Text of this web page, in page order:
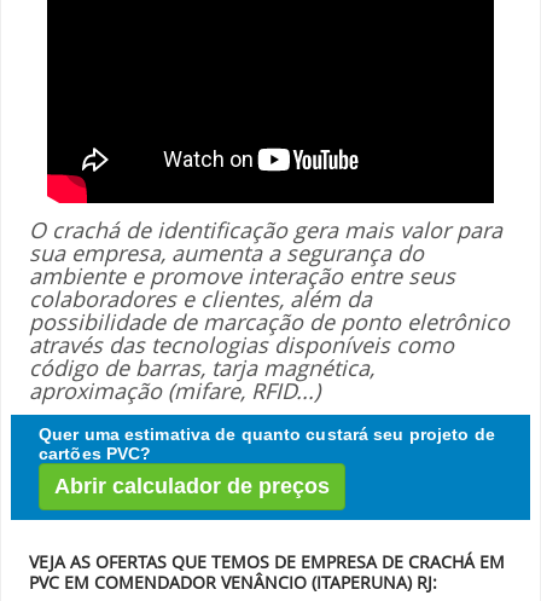
O crachá de identificação gera mais valor para
sua empresa, aumenta a segurança do
ambiente e promove interação entre seus
colaboradores e clientes, além da
possibilidade de marcação de ponto eletrônico
através das tecnologias disponíveis como
código de barras, tarja magnética,
aproximação (mifare, RFID...)
Quer uma estimativa de quanto custará seu projeto de
cartões PVC?
Abrir calculador de preços
VEJA AS OFERTAS QUE TEMOS DE EMPRESA DE CRACHÁ EM
PVC EM COMENDADOR VENÂNCIO (ITAPERUNA) RJ: